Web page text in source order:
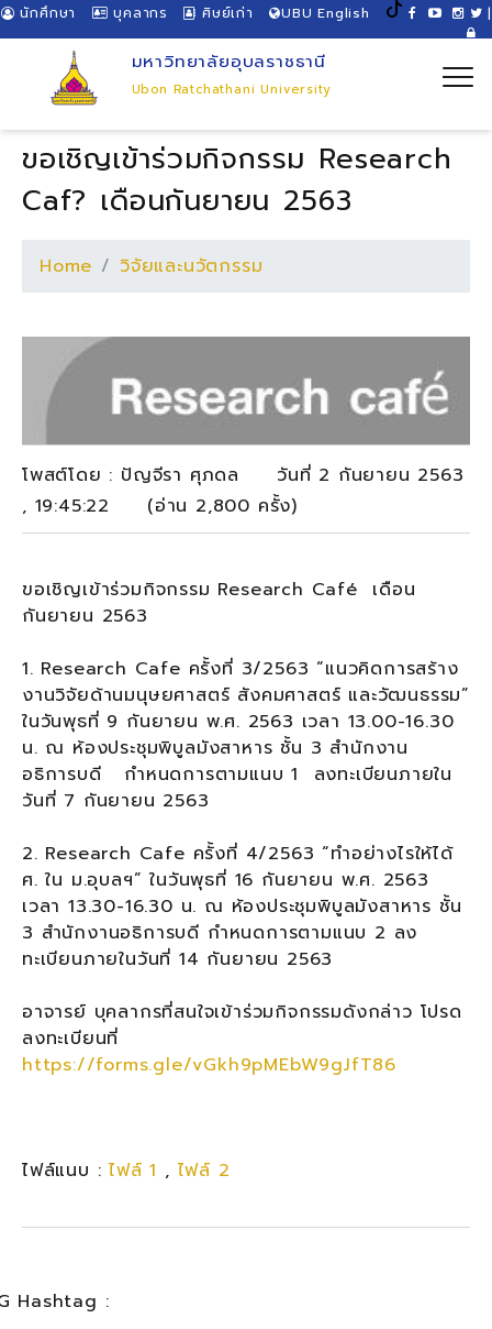
นักศึกษา บุคลากร ศิษย์เก่า UBU English |
มหาวิทยาลัยอุบลราชธานี
Ubon Ratchathani University
ขอเชิญเข้าร่วมกิจกรรม Research
Caf? เดือนกันยายน 2563
Home วิจัยและนวัตกรรม
โพสต์โดย : ปัญจีรา ศุภดล วันที่ 2 กันยายน 2563
, 19:45:22 (อ่าน 2,800 ครั้ง)
ขอเชิญเข้าร่วมกิจกรรม Research Café เดือน
กันยายน 2563
1. Research Cafe ครั้งที่ 3/2563 “แนวคิดการสร้าง
งานวิจัยด้านมนุษยศาสตร์ สังคมศาสตร์ และวัฒนธรรม”
ในวันพุธที่ 9 กันยายน พ.ศ. 2563 เวลา 13.00-16.30
น. ณ ห้องประชุมพิบูลมังสาหาร ชั้น 3 สำนักงาน
อธิการบดี กำหนดการตามแนบ 1 ลงทะเบียนภายใน
วันที่ 7 กันยายน 2563
2. Research Cafe ครั้งที่ 4/2563 “ทำอย่างไรให้ได้
ศ. ใน ม.อุบลฯ” ในวันพุธที่ 16 กันยายน พ.ศ. 2563
เวลา 13.30-16.30 น. ณ ห้องประชุมพิบูลมังสาหาร ชั้น
3 สำนักงานอธิการบดี กำหนดการตามแนบ 2 ลง
ทะเบียนภายในวันที่ 14 กันยายน 2563
อาจารย์ บุคลากรที่สนใจเข้าร่วมกิจกรรมดังกล่าว โปรด
ลงทะเบียนที่
https://forms.gle/vGkh9pMEbW9gJfT86
ไฟล์แนบ :ไฟล์ 1 , ไฟล์ 2
Hashtag :